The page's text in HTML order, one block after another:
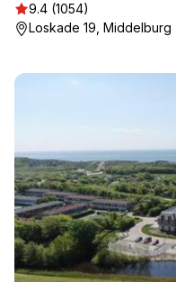
9.4 (1054)
Loskade 19, Middelburg